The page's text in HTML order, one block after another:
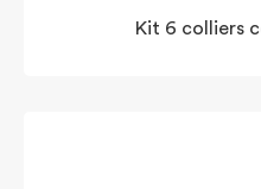
Kit 6 colliers